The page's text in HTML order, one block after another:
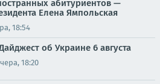
абитуриентов —
Елена Ямпольская
18:54
об Украине 6 августа
18:20